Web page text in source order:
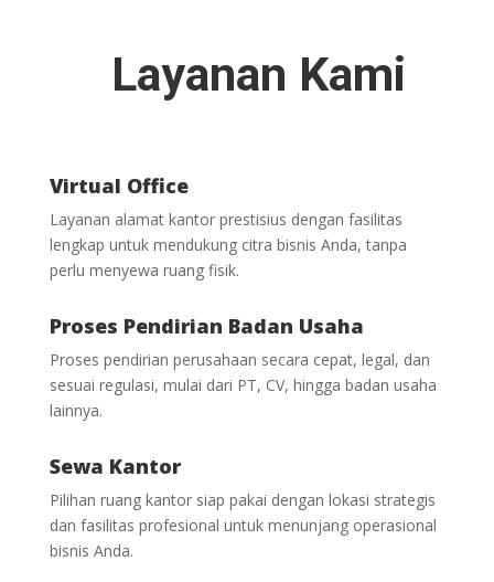
Layanan Kami
Virtual Office
Layanan alamat kantor prestisius dengan fasilitas
lengkap untuk mendukung citra bisnis Anda, tanpa
perlu menyewa ruang fisik.
Proses Pendirian Badan Usaha
Proses pendirian perusahaan secara cepat, legal, dan
sesuai regulasi, mulai dari PT, CV, hingga badan usaha
lainnya.
Sewa Kantor
Pilihan ruang kantor siap pakai dengan lokasi strategis
dan fasilitas profesional untuk menunjang operasional
bisnis Anda.